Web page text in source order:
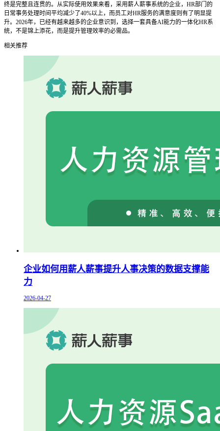
终是完整且连贯的。从实际使用效果来看，采用薪人薪事系统的企业，HR部门的
日常事务处理时间平均减少了40%以上，而员工对HR服务的满意度则有了明显提
升。2026年，已经有越来越多的企业意识到，选择一套具备AI能力的一体化HR系
统，不是锦上添花，而是提升管理效率的必需品。
相关推荐
企业如何用薪人薪事提升人事决策的数据支撑能
力
2026-04-27